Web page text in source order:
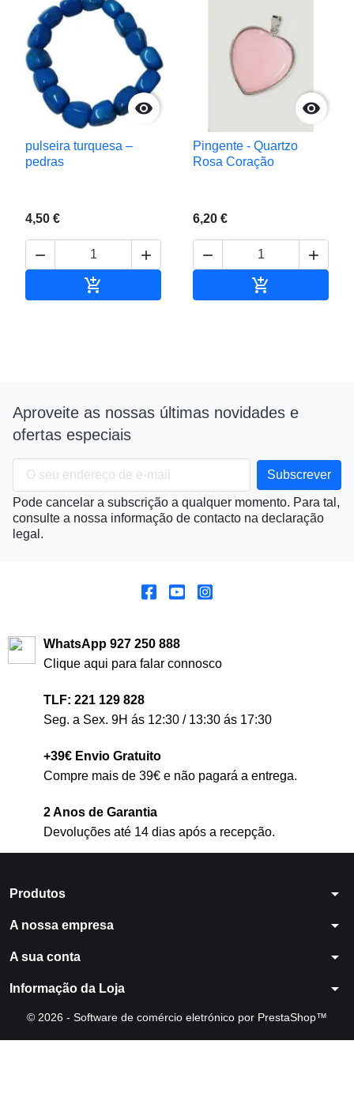

pulseira turquesa –
pedras
4,50 €
 


Pingente - Quartzo
Rosa Coração
6,20 €
 

Aproveite as nossas últimas novidades e
ofertas especiais
Pode cancelar a subscrição a qualquer momento. Para tal,
consulte a nossa informação de contacto na declaração
legal.
WhatsApp 927 250 888
Clique aqui para falar connosco
TLF: 221 129 828
Seg. a Sex. 9H ás 12:30 / 13:30 ás 17:30
+39€ Envio Gratuito
Compre mais de 39€ e não pagará a entrega.
2 Anos de Garantia
Devoluções até 14 dias após a recepção.
Produtos arrow_drop_down
A nossa empresa arrow_drop_down
A sua conta arrow_drop_down
Informação da Loja arrow_drop_down
© 2026 - Software de comércio eletrónico por PrestaShop™